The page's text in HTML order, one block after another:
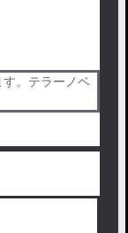
。テラーノベ